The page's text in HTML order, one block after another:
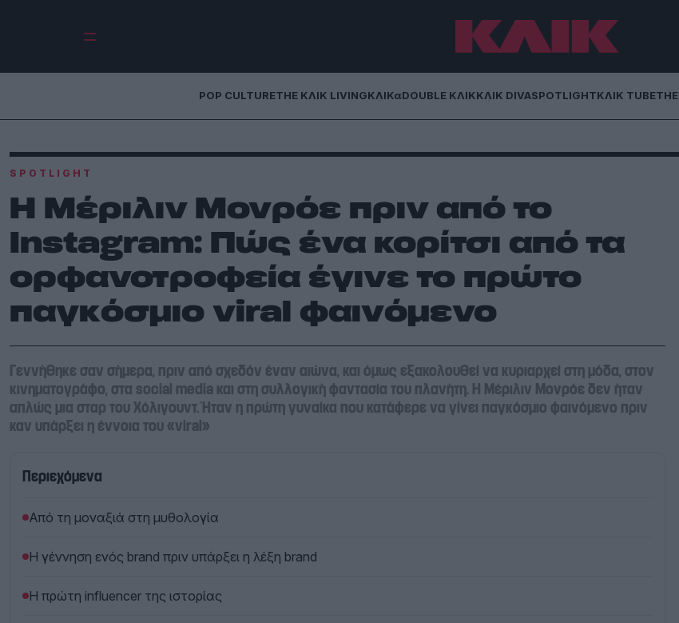
POP CULTURETHE ΚΛΙΚ LIVINGΚΛΙΚαDOUBLE ΚΛΙΚΚΛΙΚ DIVASPOTLIGHTΚΛΙΚ TUBE
SPOTLIGHT
Η Μέριλιν Μονρόε πριν από το
Instagram: Πώς ένα κορίτσι από τα
ορφανοτροφεία έγινε το πρώτο
παγκόσμιο viral φαινόμενο
Γεννήθηκε σαν σήμερα, πριν από σχεδόν έναν αιώνα, και όμως εξακολουθεί να κυριαρχεί στη μόδα, στον
κινηματογράφο, στα social media και στη συλλογική φαντασία του πλανήτη. Η Μέριλιν Μονρόε δεν ήταν
απλώς μια σταρ του Χόλιγουντ. Ήταν η πρώτη γυναίκα που κατάφερε να γίνει παγκόσμιο φαινόμενο πριν
καν υπάρξει η έννοια του «viral»
Περιεχόμενα
Από τη μοναξιά στη μυθολογία
Η γέννηση ενός brand πριν υπάρξει η λέξη brand
Η πρώτη influencer της ιστορίας